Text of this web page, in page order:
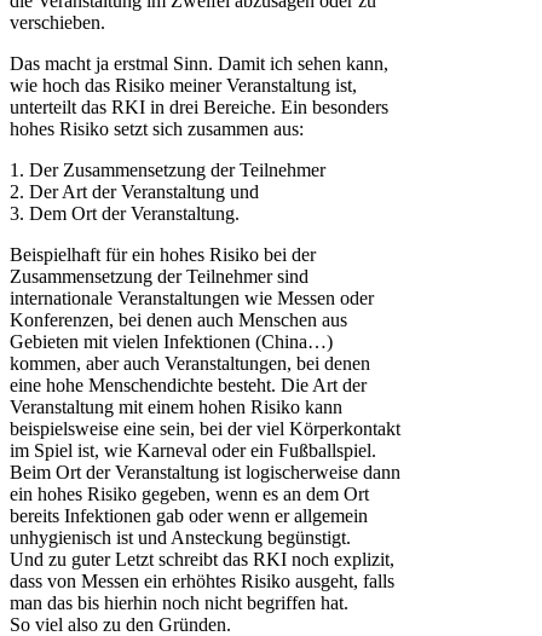
verschieben.
Das macht ja erstmal Sinn. Damit ich sehen kann,
wie hoch das Risiko meiner Veranstaltung ist,
unterteilt das RKI in drei Bereiche. Ein besonders
hohes Risiko setzt sich zusammen aus:
1. Der Zusammensetzung der Teilnehmer
2. Der Art der Veranstaltung und
3. Dem Ort der Veranstaltung.
Beispielhaft für ein hohes Risiko bei der
Zusammensetzung der Teilnehmer sind
internationale Veranstaltungen wie Messen oder
Konferenzen, bei denen auch Menschen aus
Gebieten mit vielen Infektionen (China…)
kommen, aber auch Veranstaltungen, bei denen
eine hohe Menschendichte besteht. Die Art der
Veranstaltung mit einem hohen Risiko kann
beispielsweise eine sein, bei der viel Körperkontakt
im Spiel ist, wie Karneval oder ein Fußballspiel.
Beim Ort der Veranstaltung ist logischerweise dann
ein hohes Risiko gegeben, wenn es an dem Ort
bereits Infektionen gab oder wenn er allgemein
unhygienisch ist und Ansteckung begünstigt.
Und zu guter Letzt schreibt das RKI noch explizit,
dass von Messen ein erhöhtes Risiko ausgeht, falls
man das bis hierhin noch nicht begriffen hat.
So viel also zu den Gründen.